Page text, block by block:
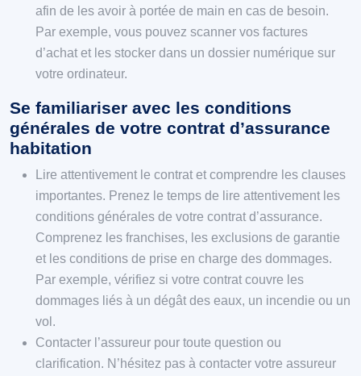
afin de les avoir à portée de main en cas de besoin.
Par exemple, vous pouvez scanner vos factures
d’achat et les stocker dans un dossier numérique sur
votre ordinateur.
Se familiariser avec les conditions
générales de votre contrat d’assurance
habitation
Lire attentivement le contrat et comprendre les clauses
importantes. Prenez le temps de lire attentivement les
conditions générales de votre contrat d’assurance.
Comprenez les franchises, les exclusions de garantie
et les conditions de prise en charge des dommages.
Par exemple, vérifiez si votre contrat couvre les
dommages liés à un dégât des eaux, un incendie ou un
vol.
Contacter l’assureur pour toute question ou
clarification. N’hésitez pas à contacter votre assureur